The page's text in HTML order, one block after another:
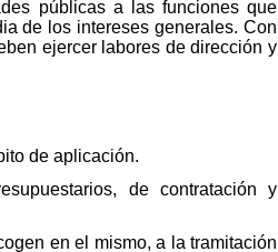
públicas a las funciones que
de los intereses generales. Con
ejercer labores de dirección y
de aplicación.
de contratación y
en el mismo, a la tramitación